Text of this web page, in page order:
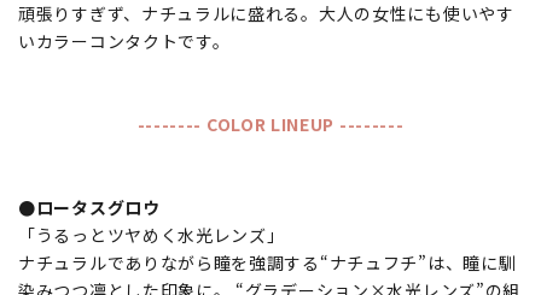
頑張りすぎず、ナチュラルに盛れる。大人の女性にも使いやす
いカラーコンタクトです。
-------- COLOR LINEUP --------
●ロータスグロウ
「うるっとツヤめく水光レンズ」
ナチュラルでありながら瞳を強調する“ナチュフチ”は、瞳に馴
染みつつ凛とした印象に。 “グラデーション×水光レンズ”の組